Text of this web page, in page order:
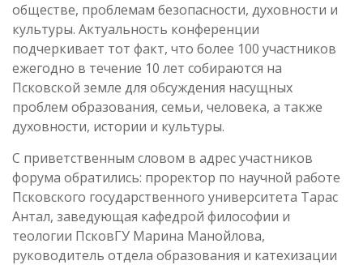
обществе, проблемам безопасности, духовности и
культуры. Актуальность конференции
подчеркивает тот факт, что более 100 участников
ежегодно в течение 10 лет собираются на
Псковской земле для обсуждения насущных
проблем образования, семьи, человека, а также
духовности, истории и культуры.
С приветственным словом в адрес участников
форума обратились: проректор по научной работе
Псковского государственного университета Тарас
Антал, заведующая кафедрой философии и
теологии ПсковГУ Марина Манойлова,
руководитель отдела образования и катехизации